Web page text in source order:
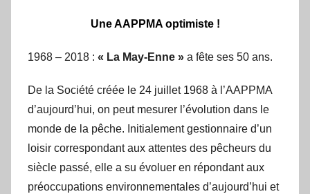
Une AAPPMA optimiste !
1968 – 2018 : « La May-Enne » a fête ses 50 ans.
De la Société créée le 24 juillet 1968 à l’AAPPMA
d’aujourd’hui, on peut mesurer l’évolution dans le
monde de la pêche. Initialement gestionnaire d’un
loisir correspondant aux attentes des pêcheurs du
siècle passé, elle a su évoluer en répondant aux
préoccupations environnementales d’aujourd’hui et